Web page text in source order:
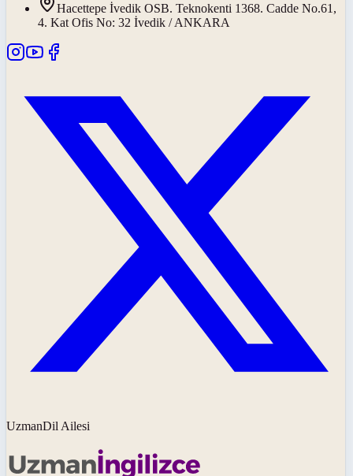
Hacettepe İvedik OSB. Teknokenti 1368. Cadde No.61,
4. Kat Ofis No: 32 İvedik / ANKARA
UzmanDil Ailesi